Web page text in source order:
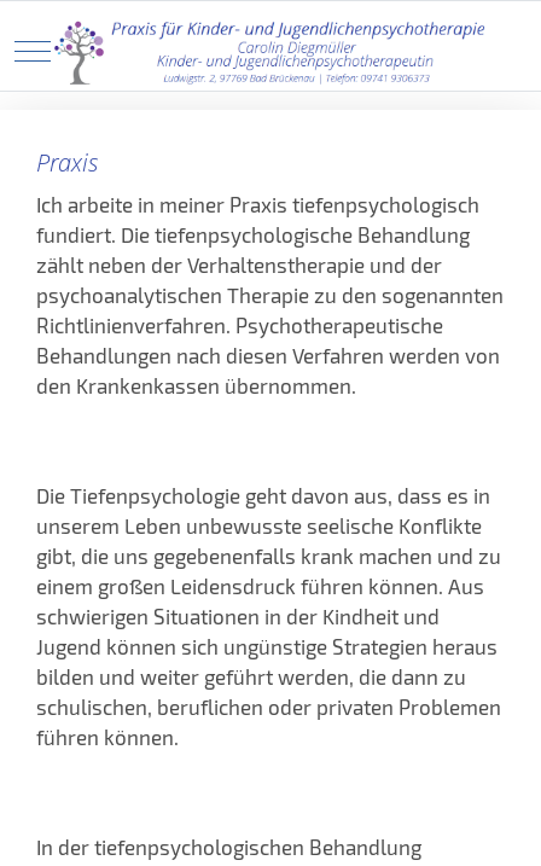
Mobile Menu Toggle
Praxis
Ich arbeite in meiner Praxis tiefenpsychologisch
fundiert. Die tiefenpsychologische Behandlung
zählt neben der Verhaltenstherapie und der
psychoanalytischen Therapie zu den sogenannten
Richtlinienverfahren. Psychotherapeutische
Behandlungen nach diesen Verfahren werden von
den Krankenkassen übernommen.
Die Tiefenpsychologie geht davon aus, dass es in
unserem Leben unbewusste seelische Konflikte
gibt, die uns gegebenenfalls krank machen und zu
einem großen Leidensdruck führen können. Aus
schwierigen Situationen in der Kindheit und
Jugend können sich ungünstige Strategien heraus
bilden und weiter geführt werden, die dann zu
schulischen, beruflichen oder privaten Problemen
führen können.
In der tiefenpsychologischen Behandlung